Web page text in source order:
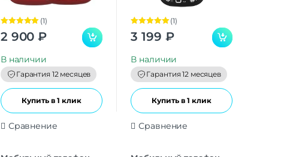
Оценка5.00
из 5
(1)
2 900 ₽
В наличии
Гарантия 12 месяцев
Купить в 1 клик
Сравнение
Оценка 5.00
из 5
(1)
3 199 ₽
В наличии
Гарантия 12 месяцев
Купить в 1 клик
Сравнение